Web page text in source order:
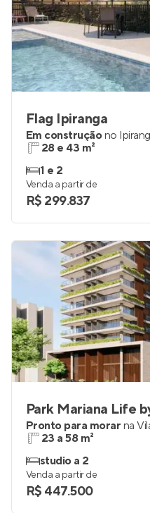
Flag Ipiranga
Em construçãono
28 e 43 m²
1 e 2
Venda a partir de
R$ 299.837
Park Mariana Life
Pronto para morar na
23 a 58 m²
studio a 2
Venda a partir de
R$ 447.500